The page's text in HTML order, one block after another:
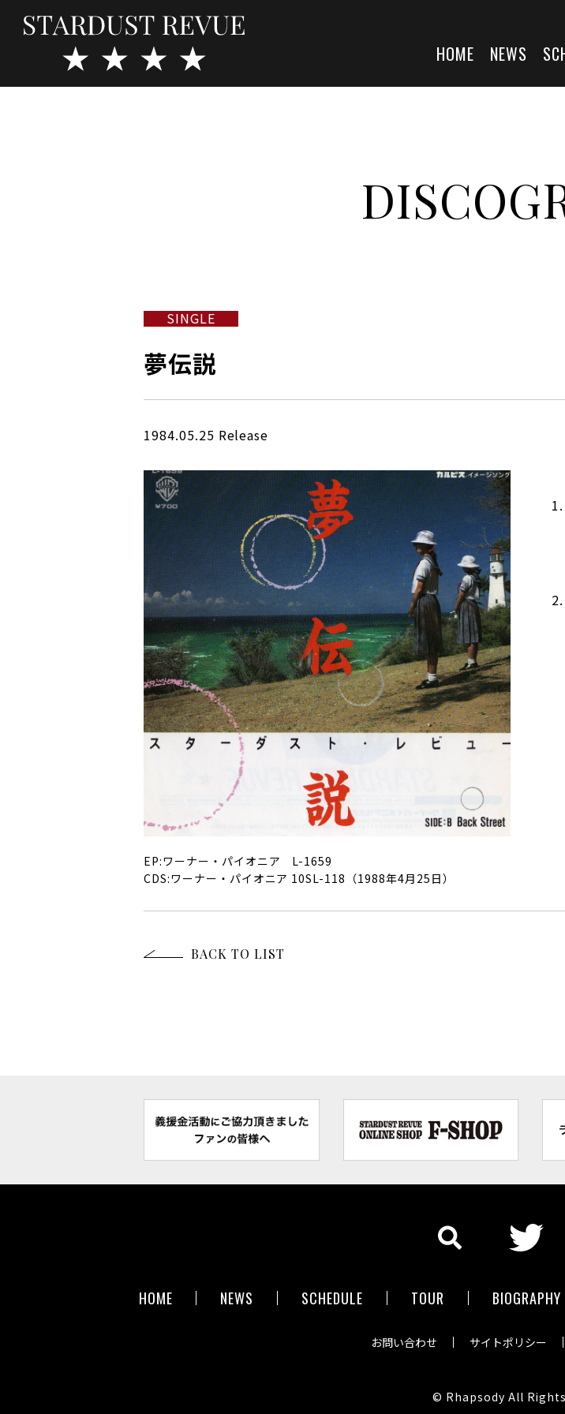
HOME NEWS
SINGLE
夢伝説
1984.05.25 Release
EP:ワーナー・パイオニア L-1659
CDS:ワーナー・パイオニア 10SL-118（1988年4月25日）
BACK TO LIST
HOME NEWS SCHEDULE TOUR BIOGRAPHY
お問い合わせ サイトポリシー
© Rhapsody All